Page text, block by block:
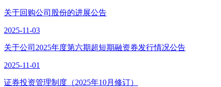
关于回购公司股份的进展公告
2025-11-03
关于公司2025年度第六期超短期融资券发行情况公告
2025-11-01
证券投资管理制度（2025年10月修订）